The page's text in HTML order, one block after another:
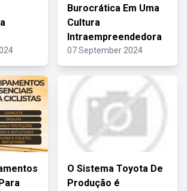
Burocrática Em Uma
Cultura
Intraempreendedora
07 September 2024
O Sistema Toyota De
Produção é